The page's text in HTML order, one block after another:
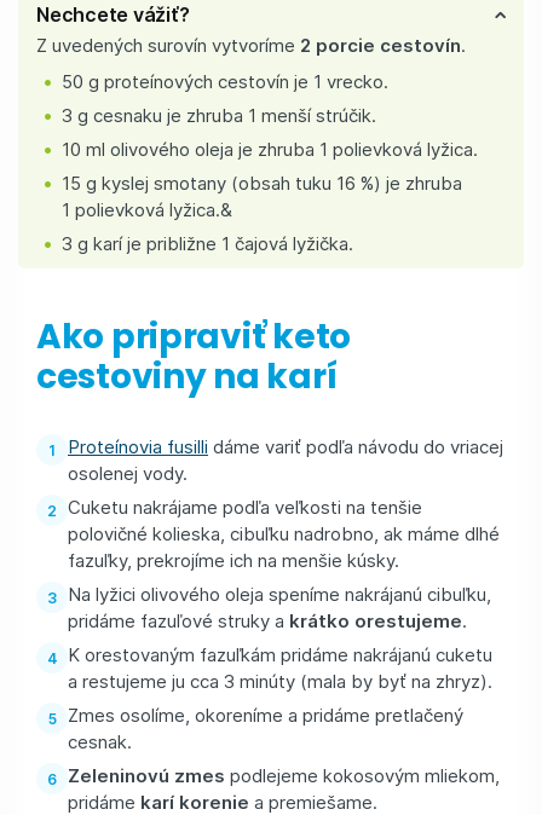
Nechcete vážiť?
Z uvedených surovín vytvoríme 2 porcie cestovín.
50 g proteínových cestovín je 1 vrecko.
3 g cesnaku je zhruba 1 menší strúčik.
10 ml olivového oleja je zhruba 1 polievková lyžica.
15 g kyslej smotany (obsah tuku 16 %) je zhruba
1 polievková lyžica.&
3 g karí je približne 1 čajová lyžička.
Ako pripraviť keto
cestoviny na karí
Proteínovia fusilli dáme variť podľa návodu do vriacej
osolenej vody.
Cuketu nakrájame podľa veľkosti na tenšie
polovičné kolieska, cibuľku nadrobno, ak máme dlhé
fazuľky, prekrojíme ich na menšie kúsky.
Na lyžici olivového oleja speníme nakrájanú cibuľku,
pridáme fazuľové struky a krátko orestujeme.
K orestovaným fazuľkám pridáme nakrájanú cuketu
a restujeme ju cca 3 minúty (mala by byť na zhryz).
Zmes osolíme, okoreníme a pridáme pretlačený
cesnak.
Zeleninovú zmes podlejeme kokosovým mliekom,
pridáme karí korenie a premiešame.